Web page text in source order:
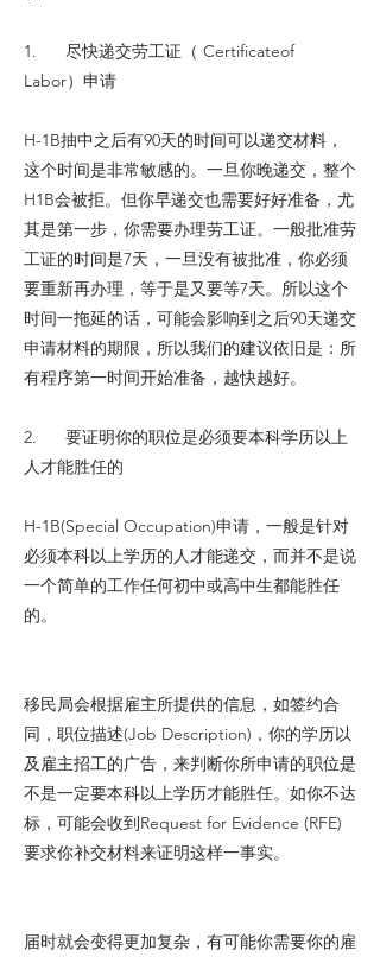
1. 尽快递交劳工证（ Certificateof
Labor）申请
H-1B抽中之后有90天的时间可以递交材料，
这个时间是非常敏感的。一旦你晚递交，整个
H1B会被拒。但你早递交也需要好好准备，尤
其是第一步，你需要办理劳工证。一般批准劳
工证的时间是7天，一旦没有被批准，你必须
要重新再办理，等于是又要等7天。所以这个
时间一拖延的话，可能会影响到之后90天递交
申请材料的期限，所以我们的建议依旧是：所
有程序第一时间开始准备，越快越好。
2. 要证明你的职位是必须要本科学历以上
人才能胜任的
H-1B(Special Occupation)申请，一般是针对
必须本科以上学历的人才能递交，而并不是说
一个简单的工作任何初中或高中生都能胜任
的。
移民局会根据雇主所提供的信息，如签约合
同，职位描述(Job Description)，你的学历以
及雇主招工的广告，来判断你所申请的职位是
不是一定要本科以上学历才能胜任。如你不达
标，可能会收到Request for Evidence (RFE)
要求你补交材料来证明这样一事实。
届时就会变得更加复杂，有可能你需要你的雇